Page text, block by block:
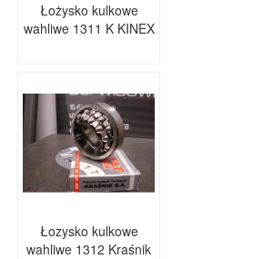
Łożysko kulkowe
wahliwe 1311 K KINEX
Łozysko kulkowe
wahliwe 1312 Kraśnik